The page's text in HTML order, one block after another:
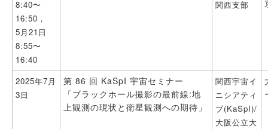
8:40〜
16:50，
5⽉21⽇
8:55〜
16:40
関⻄⽀部
2025年7月
3日
第 86 回 KaSpI 宇宙セミナー
「ブラックホール撮影の最前線:地
上観測の現状と衛星観測への期待」
関西宇宙イ
ニシアティ
ブ(KaSpI)/
大阪公立大